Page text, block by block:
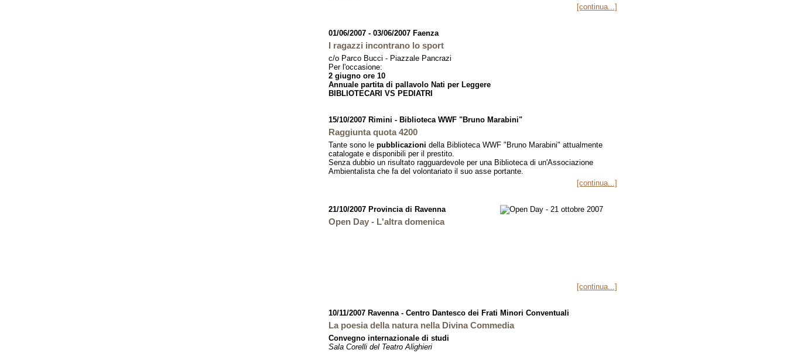
[continua...]
01/06/2007 - 03/06/2007 Faenza
I ragazzi incontrano lo sport
c/o Parco Bucci - Piazzale Pancrazi
Per l'occasione:
2 giugno ore 10
Annuale partita di pallavolo Nati per Leggere
BIBLIOTECARI VS PEDIATRI
15/10/2007 Rimini - Biblioteca WWF "Bruno Marabini"
Raggiunta quota 4200
Tante sono le pubblicazioni della Biblioteca WWF "Bruno Marabini" attualmente
catalogate e disponibili per il prestito.
Senza dubbio un risultato ragguardevole per una Biblioteca di un'Associazione
Ambientalista che fa del volontariato il suo asse portante.
[continua...]
21/10/2007 Provincia di Ravenna
Open Day - L'altra domenica
[continua...]
10/11/2007 Ravenna - Centro Dantesco dei Frati Minori Conventuali
La poesia della natura nella Divina Commedia
Convegno internazionale di studi
Sala Corelli del Teatro Alighieri